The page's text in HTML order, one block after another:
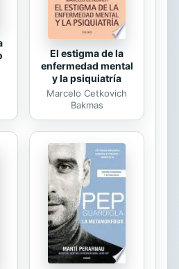
El estigma de la
enfermedad mental
y la psiquiatría
Marcelo Cetkovich
Bakmas